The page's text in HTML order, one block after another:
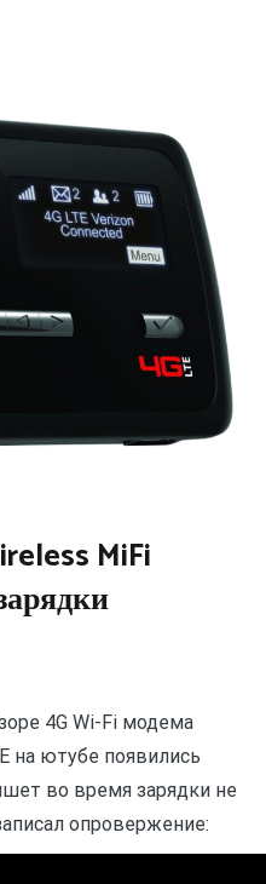
MiFi
4G Wi-Fi модема
на ютубе появились
во время зарядки не
опровержение: